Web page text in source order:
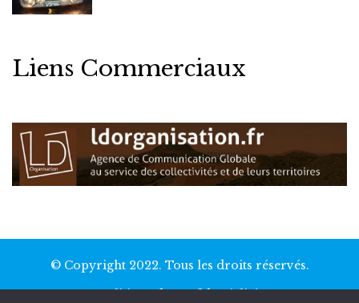
© Copyright 2022. Tous les droits réservés.
Politique de confidentialité.